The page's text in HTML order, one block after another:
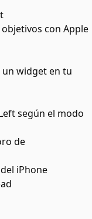
con Apple
widget en tu
según el modo
de
iPhone